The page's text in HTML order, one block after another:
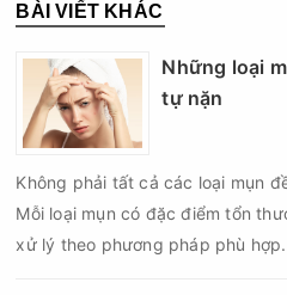
BÀI VIẾT KHÁC
Những loại
tự nặn
Không phải tất cả các loại mụn
Mỗi loại mụn có đặc điểm tổn
xử lý theo phương pháp phù